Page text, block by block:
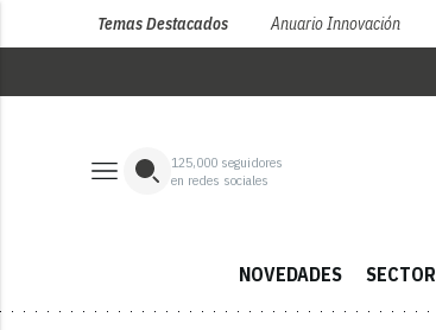
Temas Destacados Anuario Innovación
125,000 seguidores
en redes sociales
NOVEDADES SECTOR